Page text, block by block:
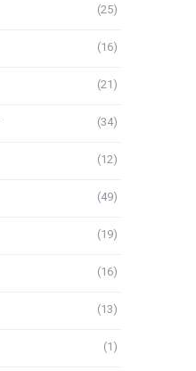
(25)
(16)
(21)
(34)
(12)
(49)
(19)
(16)
(13)
(1)